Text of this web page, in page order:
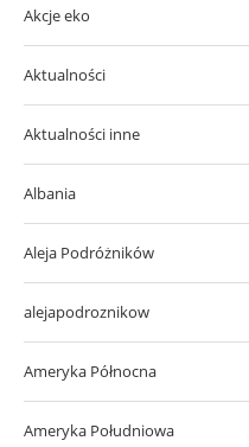
Akcje eko
Aktualności
Aktualności inne
Albania
Aleja Podróżników
alejapodroznikow
Ameryka Północna
Ameryka Południowa